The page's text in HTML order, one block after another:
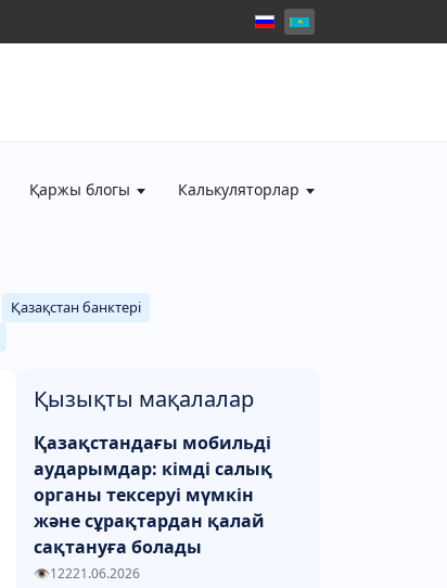
Қаржы блогы Калькуляторлар
Қазақстан банктері
Қызықты мақалалар
Қазақстандағы мобильді
аударымдар: кімді салық
органы тексеруі мүмкін
және сұрақтардан қалай
сақтануға болады
12221.06.2026